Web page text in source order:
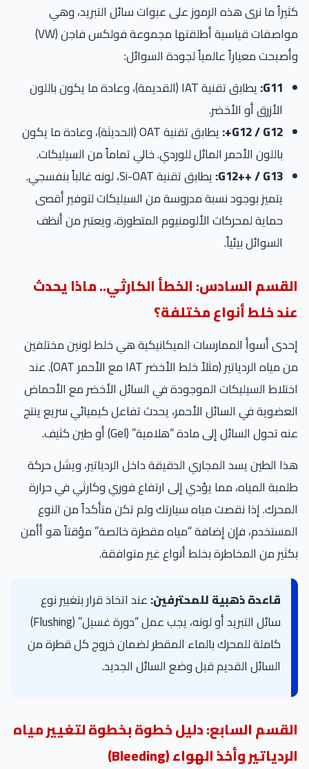
كثيراً ما نرى هذه الرموز على عبوات سائل التبريد، وهي
مواصفات قياسية أطلقتها مجموعة فولكس فاجن (VW)
وأصبحت معياراً عالمياً لجودة السوائل:
G11:
يطابق تقنية IAT (القديمة)، وعادة ما يكون باللون
الأزرق أو الأخضر.
G12 / G12+:
يطابق تقنية OAT (الحديثة)، وعادة ما يكون
باللون الأحمر المائل للوردي. خالي تماماً من السيليكات.
G12++ / G13:
يطابق تقنية Si-OAT، لونه غالباً بنفسجي.
يتميز بوجود نسبة مدروسة من السيليكات لتوفير أقصى
حماية لمحركات الألومنيوم المتطورة، ويعتبر من أنظف
السوائل بيئياً.
القسم السادس: الخطأ الكارثي.. ماذا يحدث
عند خلط أنواع مختلفة؟
إحدى أسوأ الممارسات الميكانيكية هي خلط لونين مختلفين
من مياه الردياتير (مثلاً خلط الأخضر IAT مع الأحمر OAT). عند
اختلاط السيليكات الموجودة في السائل الأخضر مع الأحماض
العضوية في السائل الأحمر، يحدث تفاعل كيميائي سريع ينتج
عنه تحول السائل إلى مادة “هلامية” (Gel) أو طين كثيف.
هذا الطين يسد المجاري الدقيقة داخل الردياتير، ويشل حركة
طلمبة المياه، مما يؤدي إلى ارتفاع فوري وكارثي في حرارة
المحرك. إذا نقصت مياه سيارتك ولم تكن متأكداً من النوع
المستخدم، فإن إضافة “مياه مقطرة خالصة” مؤقتاً هو أأمن
بكثير من المخاطرة بخلط أنواع غير متوافقة.
قاعدة ذهبية للمحترفين:عند اتخاذ قرار بتغيير نوع
سائل التبريد أو لونه، يجب عمل “دورة غسيل” (Flushing)
كاملة للمحرك بالماء المقطر لضمان خروج كل قطرة من
السائل القديم قبل وضع السائل الجديد.
القسم السابع: دليل خطوة بخطوة لتغيير مياه
الردياتير وأخذ الهواء (Bleeding)